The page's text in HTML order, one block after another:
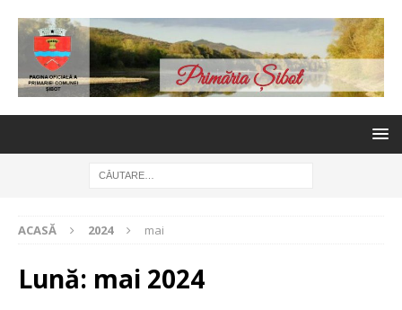
ACASĂ 2024 mai
Lună: mai 2024